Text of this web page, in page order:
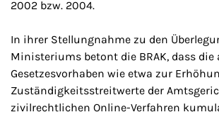
2002 bzw. 2004.
In ihrer Stellungnahme zu den
Ministeriums betont die BRAK, dass die
Gesetzesvorhaben wie etwa zur
Zuständigkeitsstreitwerte der
zivilrechtlichen Online-Verfahren